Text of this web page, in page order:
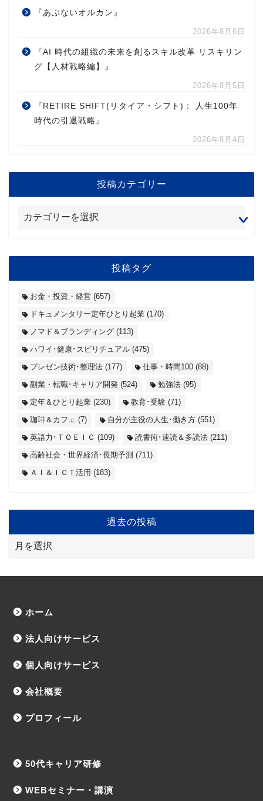
『あぶないオルカン』
2026年8月6日
『AI 時代の組織の未来を創るスキル改革 リスキリン
グ【人材戦略編】』
2026年8月5日
『RETIRE SHIFT(リタイア・シフト)： 人生100年
時代の引退戦略』
2026年8月4日
投稿カテゴリー
投稿タグ
お金・投資・経営 (657)
ドキュメンタリー定年ひとり起業 (170)
ノマド＆ブランディング (113)
ハワイ･健康･スピリチュアル (475)
プレゼン技術･整理法 (177) 仕事・時間100 (88)
副業・転職･キャリア開発 (524) 勉強法 (95)
定年＆ひとり起業 (230) 教育･受験 (71)
珈琲＆カフェ (7) 自分が主役の人生･働き方 (551)
英語力･ＴＯＥＩＣ (109) 読書術･速読＆多読法 (211)
高齢社会・世界経済･長期予測 (711)
ＡＩ＆ＩＣＴ活用 (183)
過去の投稿
ホーム
法人向けサービス
個人向けサービス
会社概要
プロフィール
50代キャリア研修
WEBセミナー・講演